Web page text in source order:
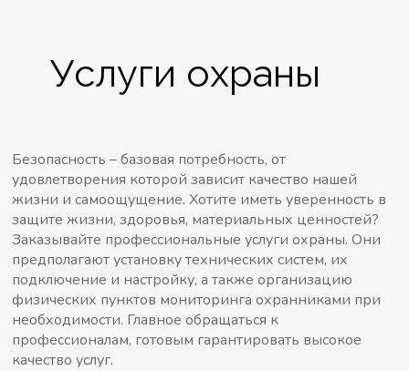
Услуги охраны
Безопасность – базовая потребность, от
удовлетворения которой зависит качество нашей
жизни и самоощущение. Хотите иметь уверенность в
защите жизни, здоровья, материальных ценностей?
Заказывайте профессиональные услуги охраны. Они
предполагают установку технических систем, их
подключение и настройку, а также организацию
физических пунктов мониторинга охранниками при
необходимости. Главное обращаться к
профессионалам, готовым гарантировать высокое
качество услуг.